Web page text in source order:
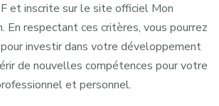
et inscrite sur le site officiel Mon
En respectant ces critères, vous pourrez
investir dans votre développement
de nouvelles compétences pour votre
et personnel.